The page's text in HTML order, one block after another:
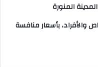
المنورة
والأفراد، بأسعار منافسة